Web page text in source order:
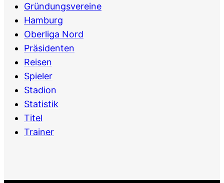
Gründungsvereine
Hamburg
Oberliga Nord
Präsidenten
Reisen
Spieler
Stadion
Statistik
Titel
Trainer